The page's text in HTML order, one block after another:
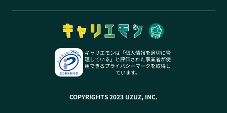
キャリエモンは「個人情報を適切に管
理している」と評価された事業者が使
用できるプライバシーマークを取得し
ています。
COPYRIGHTS 2023 UZUZ, INC.